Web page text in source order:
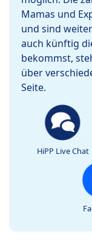
Mamas und
und sind
auch künftig
bekommst,
über
Seite.
HiPP Live Chat